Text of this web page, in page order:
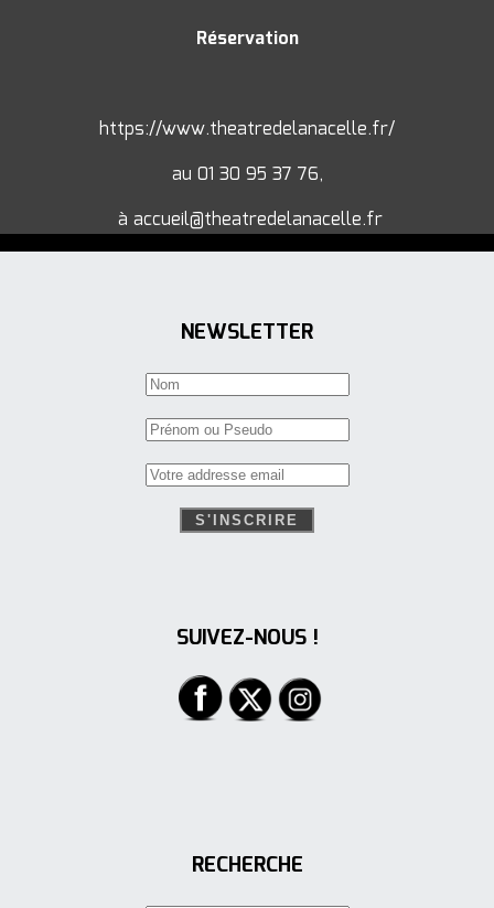
Réservation
https://www.theatredelanacelle.fr/
au 01 30 95 37 76,
à accueil@theatredelanacelle.fr
NEWSLETTER
SUIVEZ-NOUS !
RECHERCHE